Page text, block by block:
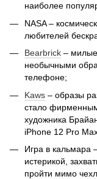
наиболее
NASA –
любителей
Bearbrick –
необычными
телефоне;
Kaws – образы
стало фирменным
художника
iPhone 12 Pro
Игра в кальмара
истерикой,
пройти мимо